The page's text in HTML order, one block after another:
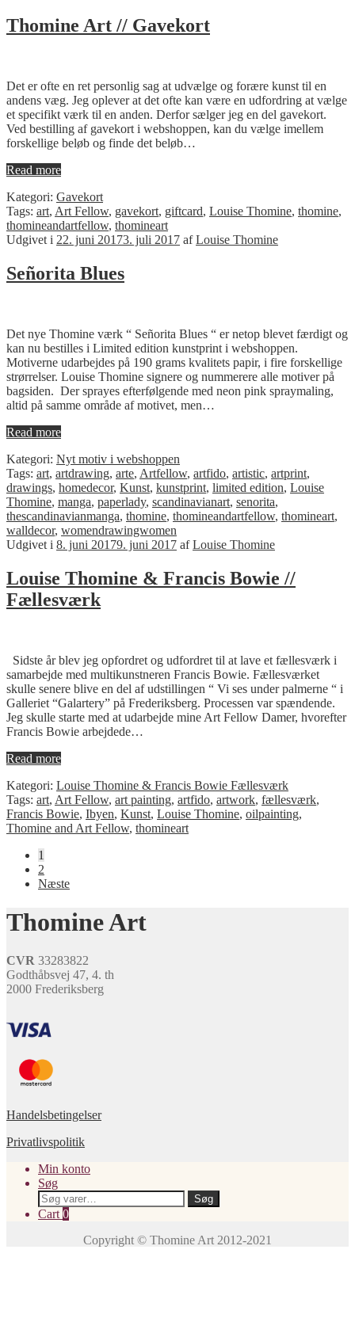
Thomine Art // Gavekort
Det er ofte en ret personlig sag at udvælge og forære kunst til en
andens væg. Jeg oplever at det ofte kan være en udfordring at vælge
et specifikt værk til en anden. Derfor sælger jeg en del gavekort.
Ved bestilling af gavekort i webshoppen, kan du vælge imellem
forskellige beløb og finde det beløb…
Read more
Kategori: Gavekort
Tags: art, Art Fellow, gavekort, giftcard, Louise Thomine, thomine,
thomineandartfellow, thomineart
Udgivet i 22. juni 20173. juli 2017 afLouise Thomine
Señorita Blues
Det nye Thomine værk “ Señorita Blues “ er netop blevet færdigt og
kan nu bestilles i Limited edition kunstprint i webshoppen.
Motiverne udarbejdes på 190 grams kvalitets papir, i fire forskellige
strørrelser. Louise Thomine signere og nummerere alle motiver på
bagsiden. Der sprayes efterfølgende med neon pink spraymaling,
altid på samme område af motivet, men…
Read more
Kategori: Nyt motiv i webshoppen
Tags: art, artdrawing, arte, Artfellow, artfido, artistic, artprint,
drawings, homedecor, Kunst, kunstprint, limited edition, Louise
Thomine, manga, paperlady, scandinavianart, senorita,
thescandinavianmanga, thomine, thomineandartfellow, thomineart,
walldecor, womendrawingwomen
Udgivet i 8. juni 20179. juni 2017 afLouise Thomine
Louise Thomine & Francis Bowie //
Fællesværk
Sidste år blev jeg opfordret og udfordret til at lave et fællesværk i
samarbejde med multikunstneren Francis Bowie. Fællesværket
skulle senere blive en del af udstillingen “ Vi ses under palmerne “ i
Galleriet “Galartery” på Frederiksberg. Processen var spændende.
Jeg skulle starte med at udarbejde mine Art Fellow Damer, hvorefter
Francis Bowie arbejdede…
Read more
Kategori: Louise Thomine & Francis Bowie Fællesværk
Tags: art, Art Fellow, art painting, artfido, artwork, fællesværk,
Francis Bowie, Ibyen, Kunst, Louise Thomine, oilpainting,
Thomine and Art Fellow, thomineart
Indlægsinddeling
1
2
Næste
Thomine Art
CVR 33283822
Godthåbsvej 47, 4. th
2000 Frederiksberg
Handelsbetingelser
Privatlivspolitik
Min konto
Søg
Søg
efter:
Søg
Cart 0